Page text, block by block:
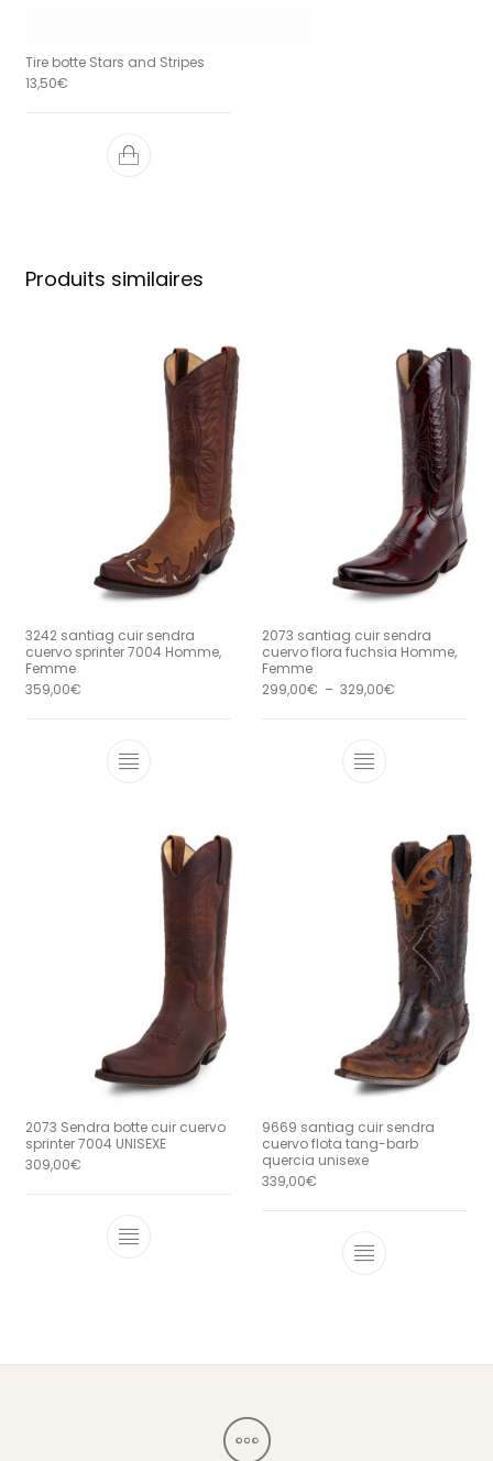
Tire botte Stars and Stripes
13,50€
Produits similaires
3242 santiag cuir sendra
cuervo sprinter 7004 Homme,
Femme
359,00€
Ce produit a plusieurs variations.
2073 santiag cuir sendra
cuervo flora fuchsia Homme,
Femme
299,00€ – 329,00€Plage de prix
Ce produit a
2073 Sendra botte cuir cuervo
sprinter 7004 UNISEXE
309,00€
Ce produit a plusieurs variations.
9669 santiag cuir sendra
cuervo flota tang-barb
quercia unisexe
339,00€
Ce produit a